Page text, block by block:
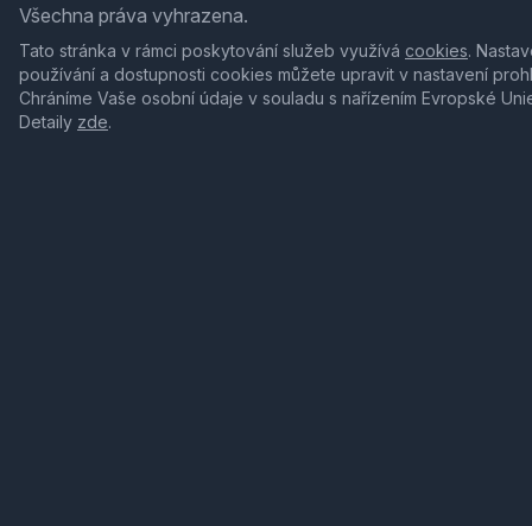
Všechna práva vyhrazena.
Tato stránka v rámci poskytování služeb využívá cookies.
používání a dostupnosti cookies můžete upravit v nastavení
Chráníme Vaše osobní údaje v souladu s nařízením Evropské
Detaily zde.